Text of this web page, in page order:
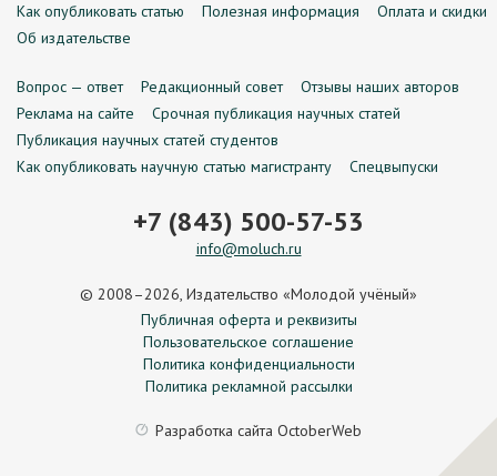
Как опубликовать статью
Полезная информация
Оплата и скидки
Об издательстве
Вопрос — ответ Редакционный совет
Отзывы наших авторов
Реклама на сайте
Срочная публикация научных статей
Публикация научных статей студентов
Как опубликовать научную статью магистранту
Спецвыпуски
+7 (843) 500-57-53
info@moluch.ru
© 2008–2026, Издательство «Молодой учёный»
Публичная оферта и реквизиты
Пользовательское соглашение
Политика конфиденциальности
Политика рекламной рассылки
Разработка сайта OctoberWeb